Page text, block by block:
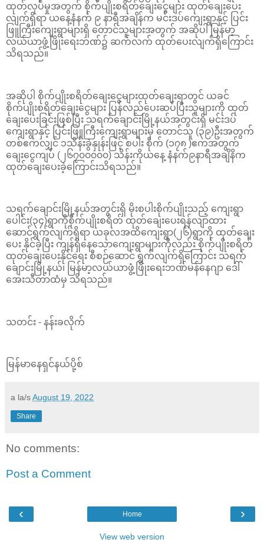
ထုတ်လုပ်မှုအတွက် စိုက်ပျိုးစရိတ်ချေးငွေများ ထုတ်ချေးပေး
လျက်ရှိရာ ယနေ့နံနက် ၉ နာရီအချိန်က မင်းဒပ်ကျေးရွာနှင့် ပြင်း
ဖြူကြီးကျေးရွာများရှိ တောင်သူများအတွက် အဆိုပါ မြန်မာ့
လယ်ယာဖွံ့ဖြိုးရေးဘဏ်၌ ဆက်လက် ထုတ်ပေးလျက်ရှိကြောင်း
သိရသည်။
အဆိုပါ စိုက်ပျိုးစရိတ်ချေးငွေများထုတ်ချေးရာတွင် ယခင်
စိုက်ပျိုးစရိတ်ချေးငွေများ ပြန်လည်ပေးဆပ်ပြီးသူများကို ထုတ်
ချေးပေးခြင်းဖြစ်ပြီး သရက်ချောင်းမြို့နယ်အတွင်းရှိ မင်းဒပ်
ကျေးရွာနှင့် ပြင်းဖြူကြီးကျေးရွာများမှ တောင်သူ (၃၉)ဦးအတွက်
တစ်ဧကလျှင် ၁သိန်းခွဲနှုန်းဖြင့် စပါး စိုက် (၁၇၈ )ဧကအတွက်
ချေးငွေကျပ် (၂၆၇၀၀၀၀၀) သိန်းကိုယနေ့ နံနက်၉နာရီအချိနိက
ထုတ်ချေးပေးခဲ့ကြောင်းသိရသည်။
သရက်ချောင်းမြို့နယ်အတွင်းရှိ မိုးစပါးစိုက်ပျိုးသည့် ကျေးရွာ
ပေါင်း(၃၄)ရွာကိုစိုက်ပျိုးစရိတ် ထုတ်ချေးပေးရန်လျာထား
ဆောင်ရွက်လျက်ရှိရာ ယခုလအထိကျေးရွာ(၂၆)ရွာကို ထုတ်ချေး
ပေး နိုင်ခဲ့ပြီး ကျန်ရှိနေသောကျေးရွာများကိုလည်း စိုက်ပျိုးစရိတ်
ထုတ်ချေးပေးနိုင်ရေး စီစဉ်ဆောင် ရွက်လျက်ရှိကြောင်း သရက်
ချောင်းမြို့နယ်၊ မြန်မာ့လယ်ယာဖွံ့ဖြိုးရေးဘဏ်မန်နေဂျာ ဒေါ်
အေးသီတာထံမှ သိရသည်။
သတင်း - နန်းခလိုက်
မြန်မာနေရှင်နယ်ပို့စ်
a la/sAugust 19, 2022
Share
No comments:
Post a Comment
‹ ›
Home
View web version